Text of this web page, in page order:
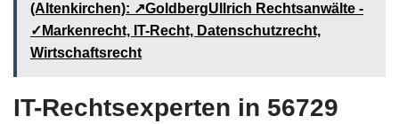
(Altenkirchen): ↗️GoldbergUllrich Rechtsanwälte -
✓Markenrecht, IT-Recht, Datenschutzrecht,
Wirtschaftsrecht
IT-Rechtsexperten in 56729